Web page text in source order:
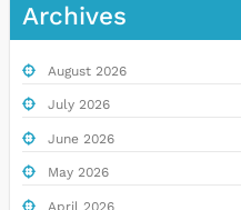
Archives
August 2026
July 2026
June 2026
May 2026
April 2026